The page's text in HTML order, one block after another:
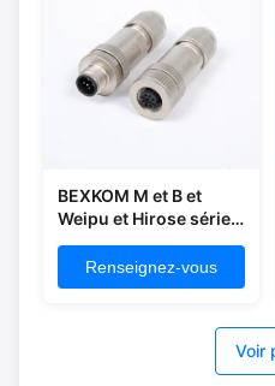
BEXKOM M et B et
Weipu et Hirose séries
IP50 et IP67 étanche à
l'eau écran EMC
Connecteurs
l'automatisation des
Renseignez-vous
Voir